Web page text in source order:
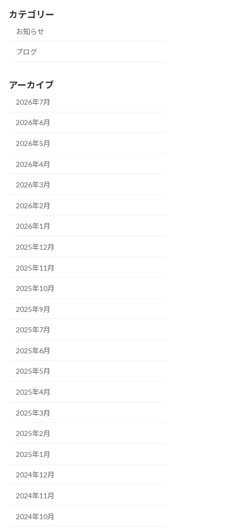
カテゴリー
お知らせ
ブログ
アーカイブ
2026年7月
2026年6月
2026年5月
2026年4月
2026年3月
2026年2月
2026年1月
2025年12月
2025年11月
2025年10月
2025年9月
2025年7月
2025年6月
2025年5月
2025年4月
2025年3月
2025年2月
2025年1月
2024年12月
2024年11月
2024年10月